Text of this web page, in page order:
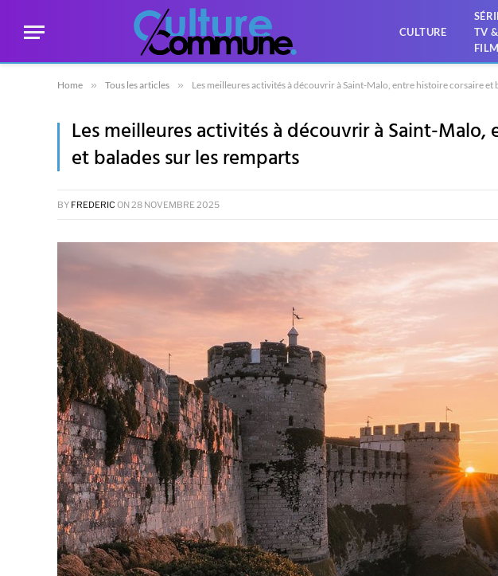
CULTURE
TV &
FILM
Home » Tous les articles » Les meilleures activités à découvrir à Saint-Malo, entre histoire corsaire et
Les meilleures activités à découvrir à Saint-Malo,
et balades sur les remparts
BY FREDERIC ON 28 NOVEMBRE 2025